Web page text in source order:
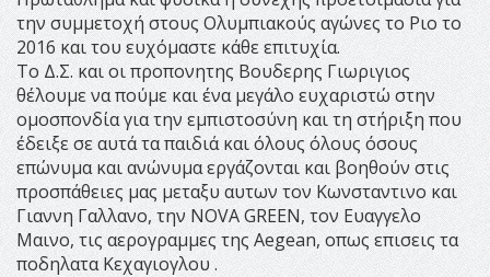
την συμμετοχή στους Ολυμπιακούς αγώνες το Ριο το
2016 και του ευχόμαστε κάθε επιτυχία.
Το Δ.Σ. και οι προπονητης Βουδερης Γιωριγιος
θέλουμε να πούμε και ένα μεγάλο ευχαριστώ στην
ομοσπονδία για την εμπιστοσύνη και τη στήριξη που
έδειξε σε αυτά τα παιδιά και όλους όλους όσους
επώνυμα και ανώνυμα εργάζονται και βοηθούν στις
προσπάθειες μας μεταξυ αυτων τον Κωνσταντινο και
Γιαννη Γαλλανο, την ΝΟVA GREEN, τον Ευαγγελο
Μαινο, τις αερογραμμες της Aegean, οπως επισεις τα
ποδηλατα Κεχαγιογλου .